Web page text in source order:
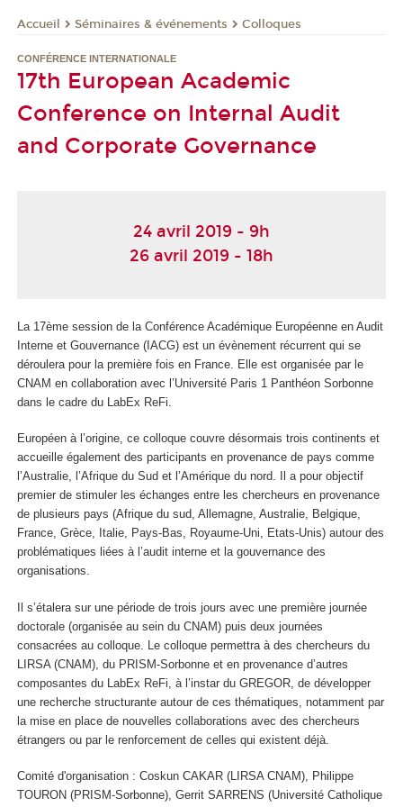
Accueil Séminaires & événements Colloques
CONFÉRENCE INTERNATIONALE
17th European Academic
Conference on Internal Audit
and Corporate Governance
24 avril 2019 - 9h
26 avril 2019 - 18h
La 17ème session de la Conférence Académique Européenne en Audit
Interne et Gouvernance (IACG) est un évènement récurrent qui se
déroulera pour la première fois en France. Elle est organisée par le
CNAM en collaboration avec l’Université Paris 1 Panthéon Sorbonne
dans le cadre du LabEx ReFi.
Européen à l’origine, ce colloque couvre désormais trois continents et
accueille également des participants en provenance de pays comme
l’Australie, l’Afrique du Sud et l’Amérique du nord. Il a pour objectif
premier de stimuler les échanges entre les chercheurs en provenance
de plusieurs pays (Afrique du sud, Allemagne, Australie, Belgique,
France, Grèce, Italie, Pays-Bas, Royaume-Uni, Etats-Unis) autour des
problématiques liées à l’audit interne et la gouvernance des
organisations.
Il s’étalera sur une période de trois jours avec une première journée
doctorale (organisée au sein du CNAM) puis deux journées
consacrées au colloque. Le colloque permettra à des chercheurs du
LIRSA (CNAM), du PRISM-Sorbonne et en provenance d’autres
composantes du LabEx ReFi, à l’instar du GREGOR, de développer
une recherche structurante autour de ces thématiques, notamment par
la mise en place de nouvelles collaborations avec des chercheurs
étrangers ou par le renforcement de celles qui existent déjà.
Comité d'organisation : Coskun CAKAR (LIRSA CNAM), Philippe
TOURON (PRISM-Sorbonne), Gerrit SARRENS (Université Catholique